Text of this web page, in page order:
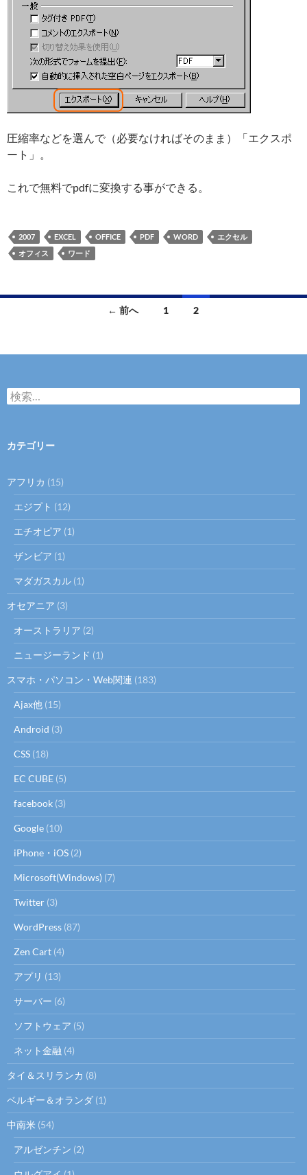
圧縮率などを選んで（必要なければそのまま）「エクスポ
ート」。
これで無料でpdfに変換する事ができる。
2007 EXCEL OFFICE PDF WORD
エクセル
オフィス
ワード
ナ
ゲ
シ
ョ
ン
← 前へ 1 2
検
索:
カテゴリー
アフリカ (15)
エジプト (12)
エチオピア (1)
ザンビア (1)
マダガスカル (1)
オセアニア (3)
オーストラリア (2)
ニュージーランド (1)
スマホ・パソコン・Web関連 (183)
Ajax他 (15)
Android (3)
CSS (18)
EC CUBE (5)
facebook (3)
Google (10)
iPhone・iOS (2)
Microsoft(Windows) (7)
Twitter (3)
WordPress (87)
Zen Cart (4)
アプリ (13)
サーバー (6)
ソフトウェア (5)
ネット金融 (4)
タイ＆スリランカ (8)
ベルギー＆オランダ (1)
中南米 (54)
アルゼンチン (2)